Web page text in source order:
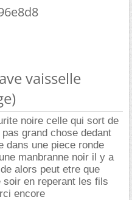
vaisselle
noire celle qui sort de
grand chose dedant
dans une piece ronde
manbranne noir il y a
alors peut etre que
en reperant les fils
encore